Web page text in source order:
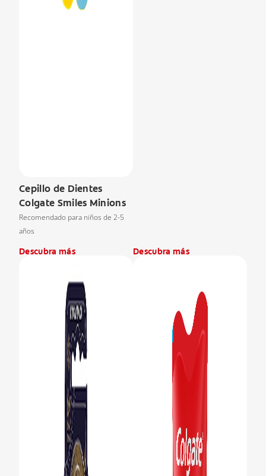
Cepillo de Dientes
Colgate Smiles Minions
Recomendado para niños de 2-5
años
Descubra más Descubra más